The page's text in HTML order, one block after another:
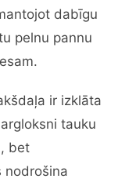
dabīgu
pelnu pannu
ir izklāta
tauku
bet
nodrošina